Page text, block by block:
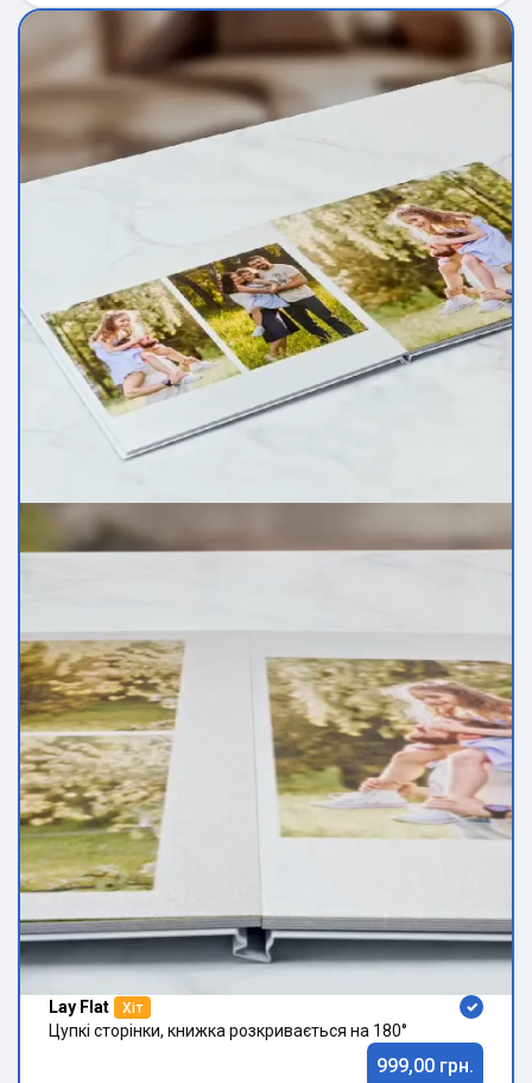
Lay Flat Хіт
Цупкі сторінки, книжка розкривається на 180°
999,00 грн.